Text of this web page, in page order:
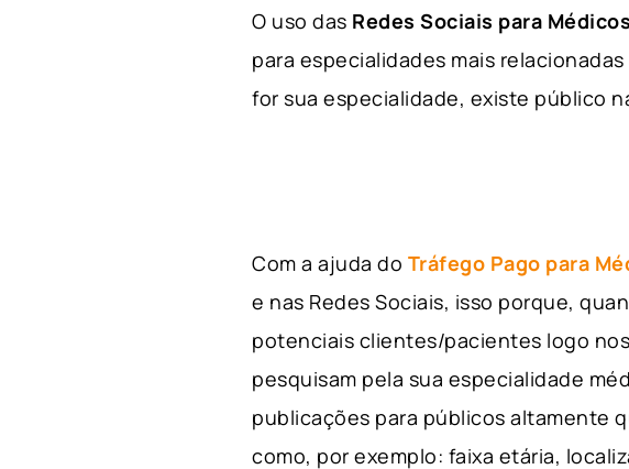
O uso das Redes Sociais para Médicos
para especialidades mais
for sua especialidade, existe público
Com a ajuda do Tráfego Pago para
e nas Redes Sociais, isso porque,
potenciais clientes/pacientes logo
pesquisam pela sua especialidade
publicações para públicos altamente
como, por exemplo: faixa etária,